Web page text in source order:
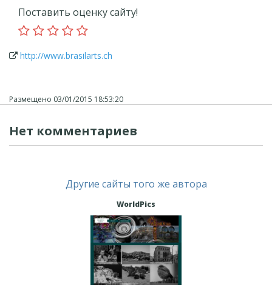
Поставить оценку сайту!
http://www.brasilarts.ch
Размещено 03/01/2015 18:53:20
Нет комментариев
Другие сайты того же автора
WorldPics